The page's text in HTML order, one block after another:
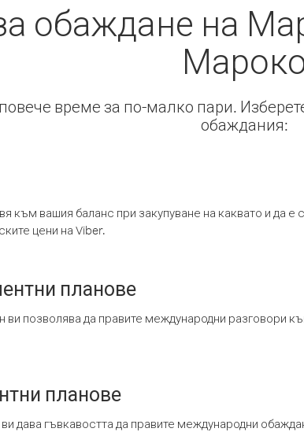
обаждане на
време за по-малко пари.
обаждания:
към вашия баланс при закупуване на каквато и да
цени на Viber.
планове
ви позволява да правите международни разговори
планове
дава гъвкавостта да правите международни